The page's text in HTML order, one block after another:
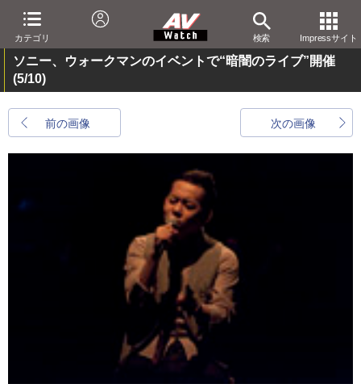
カテゴリ 検索 Impressサイト
ソニー、ウォークマンのイベントで“暗闇のライブ”開催
(5/10)
前の画像 次の画像